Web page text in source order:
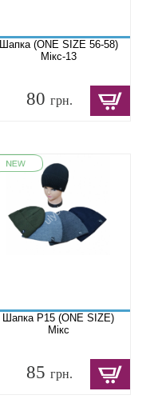
Шапка (ONE SIZE 56-58)
Мікс-13
80 грн.
Шапка P15 (ONE SIZE)
Мікс
85 грн.